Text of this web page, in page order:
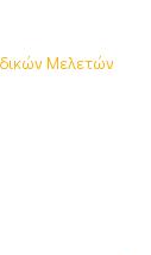
Μελετών